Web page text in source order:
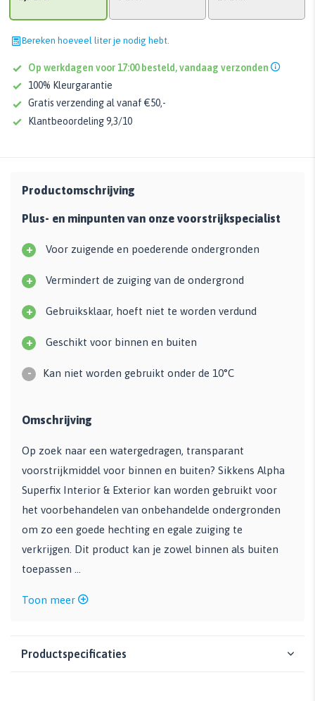
Bereken hoeveel liter je nodig hebt.
Op werkdagen voor 17:00 besteld, vandaag verzonden
100% Kleurgarantie
Gratis verzending al vanaf €50,-
Klantbeoordeling 9,3/10
Productomschrijving
Plus- en minpunten van onze voorstrijkspecialist
+ Voor zuigende en poederende ondergronden
+ Vermindert de zuiging van de ondergrond
+ Gebruiksklaar, hoeft niet te worden verdund
+ Geschikt voor binnen en buiten
- Kan niet worden gebruikt onder de 10°C
Omschrijving
Op zoek naar een watergedragen, transparant
voorstrijkmiddel voor binnen en buiten? Sikkens Alpha
Superfix Interior & Exterior kan worden gebruikt voor
het voorbehandelen van onbehandelde ondergronden
om zo een goede hechting en egale zuiging te
verkrijgen. Dit product kan je zowel binnen als buiten
toepassen ...
Toon meer
Productspecificaties